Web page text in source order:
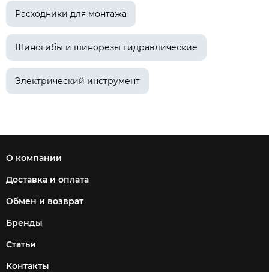
Расходники для монтажа
Шиногибы и шинорезы гидравлические
Электрический инструмент
О компании
Доставка и оплата
Обмен и возврат
Бренды
Статьи
Контакты